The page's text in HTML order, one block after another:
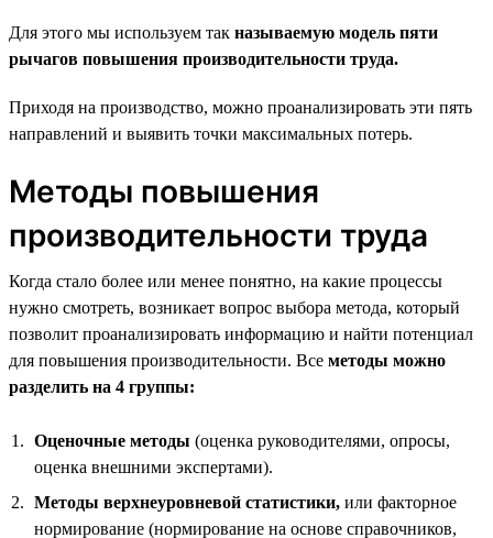
Для этого мы используем так называемую модель пяти
рычагов повышения производительности труда.
Приходя на производство, можно проанализировать эти пять
направлений и выявить точки максимальных потерь.
Методы повышения
производительности труда
Когда стало более или менее понятно, на какие процессы
нужно смотреть, возникает вопрос выбора метода, который
позволит проанализировать информацию и найти потенциал
для повышения производительности. Все методы можно
разделить на 4 группы:
Оценочные методы (оценка руководителями, опросы,
оценка внешними экспертами).
Методы верхнеуровневой статистики, или факторное
нормирование (нормирование на основе справочников,